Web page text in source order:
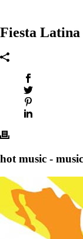
Fiesta
hot music -